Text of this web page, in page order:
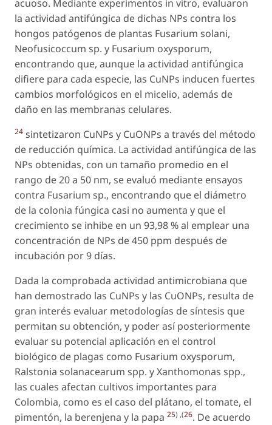
acuoso. Mediante experimentos in vitro, evaluaron
la actividad antifúngica de dichas NPs contra los
hongos patógenos de plantas Fusarium solani,
Neofusicoccum sp. y Fusarium oxysporum,
encontrando que, aunque la actividad antifúngica
difiere para cada especie, las CuNPs inducen fuertes
cambios morfológicos en el micelio, además de
daño en las membranas celulares.
24 sintetizaron CuNPs y CuONPs a través del método
de reducción química. La actividad antifúngica de las
NPs obtenidas, con un tamaño promedio en el
rango de 20 a 50 nm, se evaluó mediante ensayos
contra Fusarium sp., encontrando que el diámetro
de la colonia fúngica casi no aumenta y que el
crecimiento se inhibe en un 93,98 % al emplear una
concentración de NPs de 450 ppm después de
incubación por 9 días.
Dada la comprobada actividad antimicrobiana que
han demostrado las CuNPs y las CuONPs, resulta de
gran interés evaluar metodologías de síntesis que
permitan su obtención, y poder así posteriormente
evaluar su potencial aplicación en el control
biológico de plagas como Fusarium oxysporum,
Ralstonia solanacearum spp. y Xanthomonas spp.,
las cuales afectan cultivos importantes para
Colombia, como es el caso del plátano, el tomate, el
pimentón, la berenjena y la papa 25) ,(26. De acuerdo